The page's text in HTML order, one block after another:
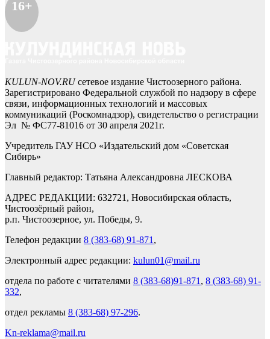
16+
KULUN-NOV.RUсетевое издание Чистоозерного района.
Зарегистрировано Федеральной службой по надзору в сфере
связи, информационных технологий и массовых
коммуникаций (Роскомнадзор), свидетельство о регистрации
Эл № ФС77-81016 от 30 апреля 2021г.
Учредитель ГАУ НСО «Издательский дом «Советская
Сибирь»
Главный редактор: Татьяна Александровна ЛЕСКОВА
АДРЕС РЕДАКЦИИ: 632721, Новосибирская область,
Чистоозёрный район,
р.п. Чистоозерное, ул. Победы, 9.
Телефон редакции 8 (383-68) 91-871 ,
Электронный адрес редакции: kulun01@mail.ru
отдела по работе с читателями 8 (383-68)91-871 , 8 (383-68) 91-
332,
отдел рекламы 8 (383-68) 97-296.
Kn-reklama@mail.ru